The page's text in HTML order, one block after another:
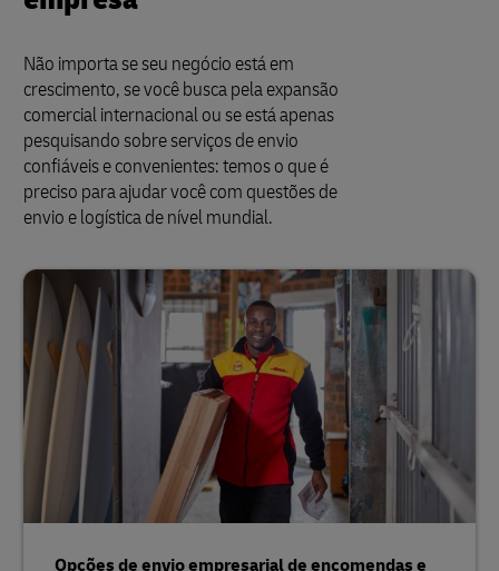
Não importa se seu negócio está em
crescimento, se você busca pela expansão
comercial internacional ou se está apenas
pesquisando sobre serviços de envio
confiáveis e convenientes: temos o que é
preciso para ajudar você com questões de
envio e logística de nível mundial.
Opções de envio empresarial de encomendas e